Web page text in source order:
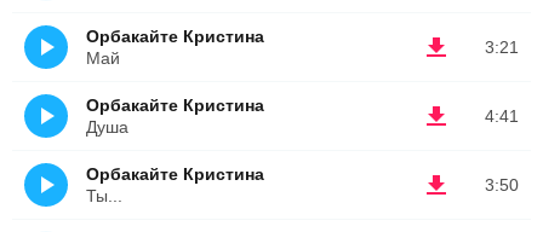
3:21
Орбакайте Кристина
Май
4:41
Орбакайте Кристина
Душа
3:50
Орбакайте Кристина
Ты...